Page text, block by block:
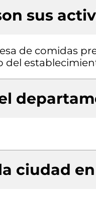
sus
de comidas
del
ciudad